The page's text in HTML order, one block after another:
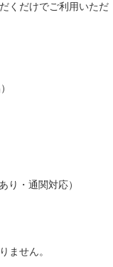
くだけでご利用いただ
り・通関対応）
ません。